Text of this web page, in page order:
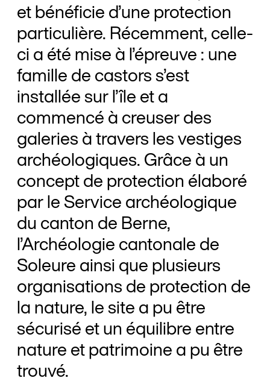
et bénéficie d’une protection
particulière. Récemment, celle-
ci a été mise à l’épreuve : une
famille de castors s’est
installée sur l’île et a
commencé à creuser des
galeries à travers les vestiges
archéologiques. Grâce à un
concept de protection élaboré
par le Service archéologique
du canton de Berne,
l’Archéologie cantonale de
Soleure ainsi que plusieurs
organisations de protection de
la nature, le site a pu être
sécurisé et un équilibre entre
nature et patrimoine a pu être
trouvé.